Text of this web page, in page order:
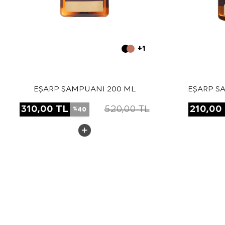
+1
EŞARP ŞAMPUANI 200 ML
310,00 TL %40 520,00TL
EŞARP
210,00